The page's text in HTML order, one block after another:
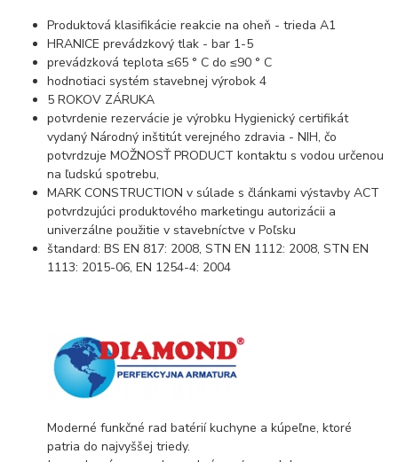
Produktová klasifikácie reakcie na oheň - trieda A1
HRANICE prevádzkový tlak - bar 1-5
prevádzková teplota ≤65 ° C do ≤90 ° C
hodnotiaci systém stavebnej výrobok 4
5 ROKOV ZÁRUKA
potvrdenie rezervácie je výrobku Hygienický certifikát
vydaný Národný inštitút verejného zdravia - NIH, čo
potvrdzuje MOŽNOSŤ PRODUCT kontaktu s vodou určenou
na ľudskú spotrebu,
MARK CONSTRUCTION v súlade s článkami výstavby ACT
potvrdzujúci produktového marketingu autorizácii a
univerzálne použitie v stavebníctve v Poľsku
štandard: BS EN 817: 2008, STN EN 1112: 2008, STN EN
1113: 2015-06, EN 1254-4: 2004
Moderné funkčné rad batérií kuchyne a kúpeľne, ktoré
patria do najvyššej triedy.